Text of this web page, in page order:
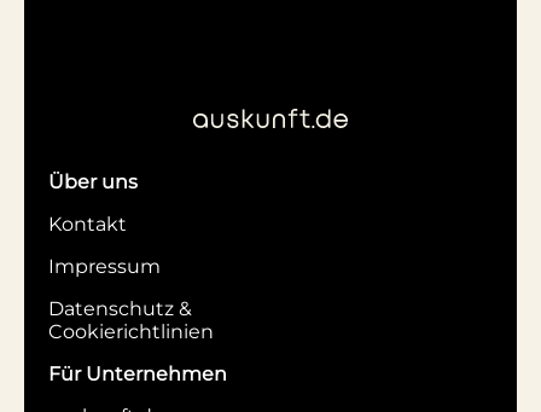
Über uns
Kontakt
Impressum
Datenschutz &
Cookierichtlinien
Für Unternehmen